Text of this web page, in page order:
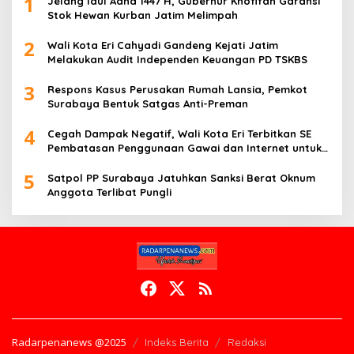
Stok Hewan Kurban Jatim Melimpah
2
Wali Kota Eri Cahyadi Gandeng Kejati Jatim
Melakukan Audit Independen Keuangan PD TSKBS
3
Respons Kasus Perusakan Rumah Lansia, Pemkot
Surabaya Bentuk Satgas Anti-Preman
4
Cegah Dampak Negatif, Wali Kota Eri Terbitkan SE
Pembatasan Penggunaan Gawai dan Internet untuk
5
Satpol PP Surabaya Jatuhkan Sanksi Berat Oknum
Anggota Terlibat Pungli
Radarpenanews @2025 Indeks Berita Redaksi